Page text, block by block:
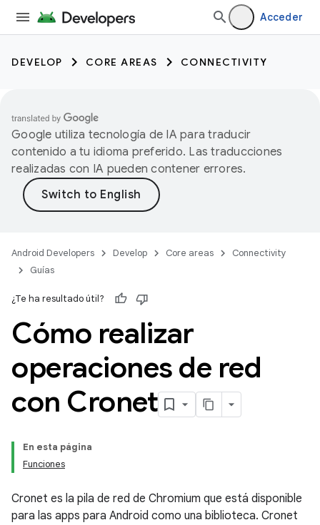
Acceder
DEVELOP CORE AREAS CONNECTIVITY
Google utiliza tecnología de IA para traducir
contenido a tu idioma preferido. Las traducciones
realizadas con IA pueden contener errores.
Android Developers Develop Core areas
Connectivity
Guías
¿Te ha resultado útil?
Cómo realizar
operaciones de red
con Cronet
En esta página
Funciones
Cronet es la pila de red de Chromium que está disponible
para las apps para Android como una biblioteca. Cronet